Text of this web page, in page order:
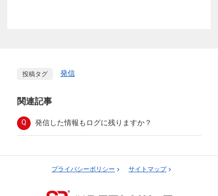
投稿タグ 発信
関連記事
Q 発信した情報もログに残りますか？
プライバシーポリシー サイトマップ